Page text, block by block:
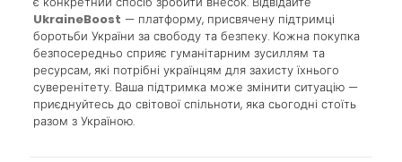
UkraineBoost — платформу, присвячену підтримці
боротьби України за свободу та безпеку. Кожна покупка
безпосередньо сприяє гуманітарним зусиллям та
ресурсам, які потрібні українцям для захисту їхнього
суверенітету. Ваша підтримка може змінити ситуацію —
приєднуйтесь до світової спільноти, яка сьогодні стоїть
разом з Україною.